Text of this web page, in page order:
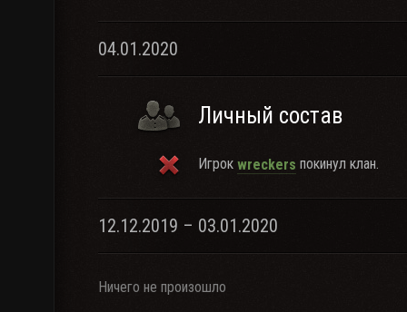
04.01.2020
Личный состав
Игрок wreckers покинул клан.
12.12.2019 – 03.01.2020
Ничего не произошло